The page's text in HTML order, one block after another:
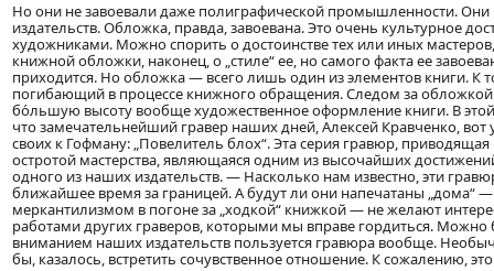
Но они не завоевали даже полиграфической промышленности.
издательств. Обложка, правда, завоевана. Это очень культурное
художниками. Можно спорить о достоинстве тех или иных
книжной обложки, наконец, о „стиле“ ее, но самого факта ее
приходится. Но обложка — всего лишь один из элементов книги.
погибающий в процессе книжного обращения. Следом за
бо́льшую высоту вообще художественное оформление книги. В
что замечательнейший гравер наших дней, Алексей Кравченко,
своих к Гофману: „Повелитель блох“. Эта серия гравюр,
остротой мастерства, являющаяся одним из высочайших
одного из наших издательств. — Насколько нам известно, эти
ближайшее время за границей. А будут ли они напечатаны „дома“
меркантилизмом в погоне за „ходкой“ книжкой — не желают
работами других граверов, которыми мы вправе гордиться.
вниманием наших издательств пользуется гравюра вообще.
бы, казалось, встретить сочувственное отношение. К сожалению,